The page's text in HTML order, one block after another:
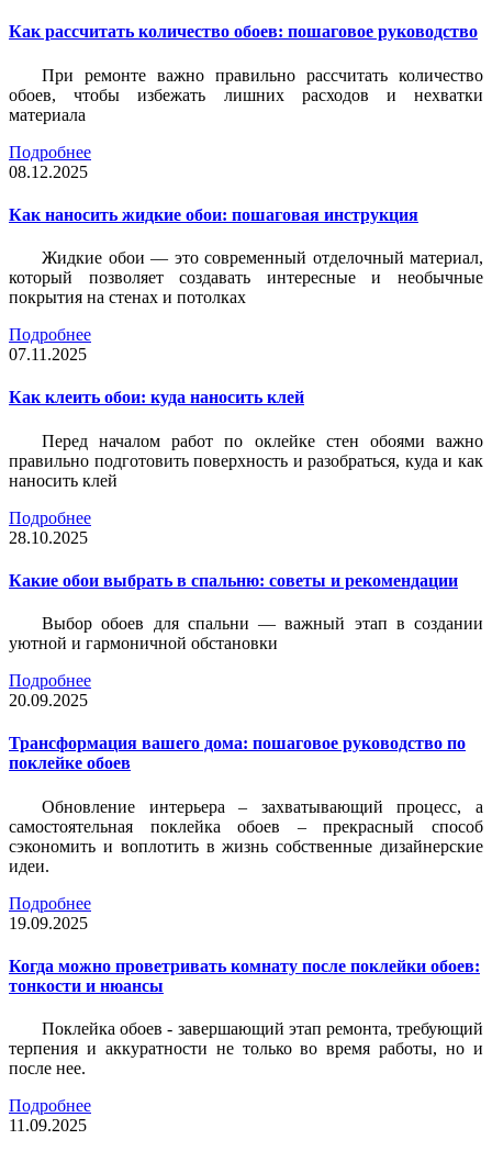
Как рассчитать количество обоев: пошаговое руководство
При ремонте важно правильно рассчитать количество
обоев, чтобы избежать лишних расходов и нехватки
материала
Подробнее
08.12.2025
Как наносить жидкие обои: пошаговая инструкция
Жидкие обои — это современный отделочный материал,
который позволяет создавать интересные и необычные
покрытия на стенах и потолках
Подробнее
07.11.2025
Как клеить обои: куда наносить клей
Перед началом работ по оклейке стен обоями важно
правильно подготовить поверхность и разобраться, куда и как
наносить клей
Подробнее
28.10.2025
Какие обои выбрать в спальню: советы и рекомендации
Выбор обоев для спальни — важный этап в создании
уютной и гармоничной обстановки
Подробнее
20.09.2025
Трансформация вашего дома: пошаговое руководство по
поклейке обоев
Обновление интерьера – захватывающий процесс, а
самостоятельная поклейка обоев – прекрасный способ
сэкономить и воплотить в жизнь собственные дизайнерские
идеи.
Подробнее
19.09.2025
Когда можно проветривать комнату после поклейки обоев:
тонкости и нюансы
Поклейка обоев - завершающий этап ремонта, требующий
терпения и аккуратности не только во время работы, но и
после нее.
Подробнее
11.09.2025